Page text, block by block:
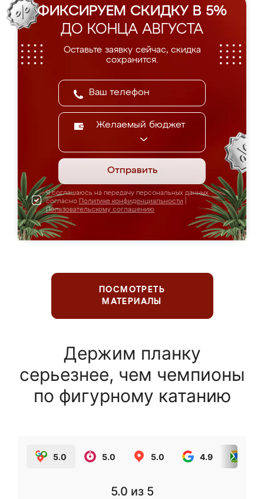
ФИКСИРУЕМ СКИДКУ В 5%
ДО КОНЦА АВГУСТА
Оставьте заявку сейчас, скидка
сохранится.
Желаемый бюджет
Отправить
Я соглашаюсь на передачу персональных данных
согласно Политике конфиденциальности
Пользовательскому соглашению
ПОСМОТРЕТЬ
МАТЕРИАЛЫ
Держим планку
серьезнее, чем чемпионы
по фигурному катанию
5.0 5.0 5.0 4.9
5.0 из 5